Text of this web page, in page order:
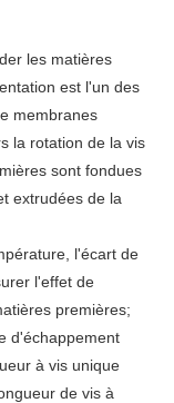
les matières
est l'un des
membranes
la rotation de la vis
sont fondues
extrudées de la
l'écart de
l'effet de
premières;
d'échappement
à vis unique
de vis à